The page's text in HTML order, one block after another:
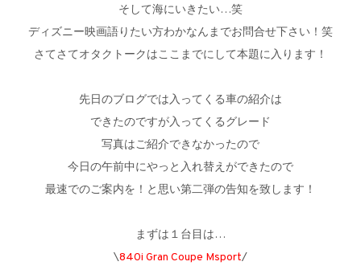
そして海にいきたい…笑
ディズニー映画語りたい方わかなんまでお問合せ下さい！笑
さてさてオタクトークはここまでにして本題に入ります！
先日のブログでは入ってくる車の紹介は
できたのですが入ってくるグレード
写真はご紹介できなかったので
今日の午前中にやっと入れ替えができたので
最速でのご案内を！と思い第二弾の告知を致します！
まずは１台目は…
\840i Gran Coupe Msport/